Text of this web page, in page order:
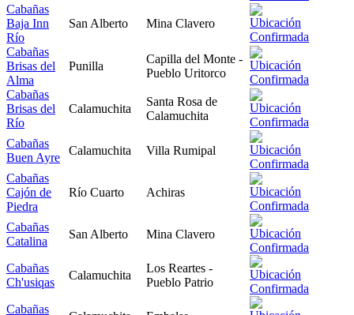
Cabañas
Baja Inn
Río
San Alberto Mina Clavero
Cabañas
Brisas del
Alma
Punilla
Capilla del Monte -
Pueblo Uritorco
Cabañas
Brisas del
Río
Calamuchita
Santa Rosa de
Calamuchita
Cabañas
Buen Ayre
Calamuchita Villa Rumipal
Cabañas
Cajón de
Piedra
Río Cuarto Achiras
Cabañas
Catalina
San Alberto Mina Clavero
Cabañas
Ch'usiqas
Calamuchita
Los Reartes -
Pueblo Patrio
Cabañas